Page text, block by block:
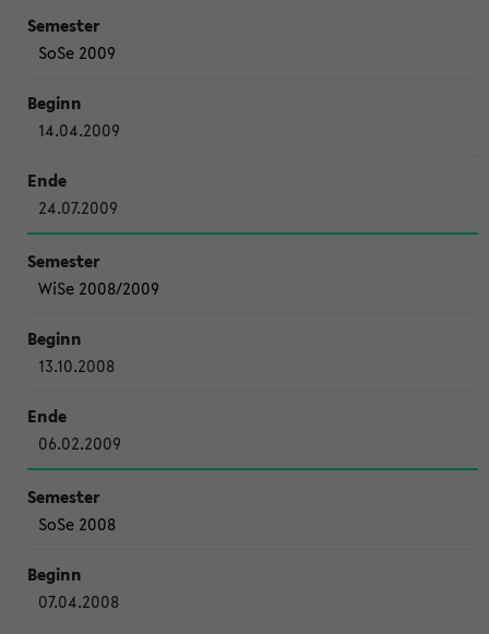
SoSe 2009
14.04.2009
24.07.2009
WiSe 2008/2009
13.10.2008
06.02.2009
SoSe 2008
07.04.2008